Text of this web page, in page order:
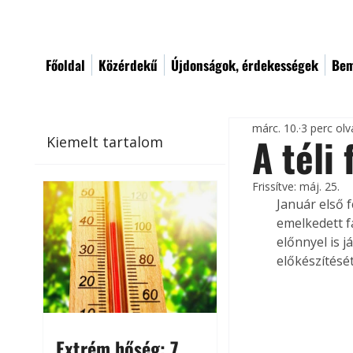
Főoldal Közérdekű Újdonságok, érdekességek
Kiemelt tartalom A téli
márc. 10. 3 perc
Frissítve:máj. 25.
Január első
emelkedett
előnnyel is